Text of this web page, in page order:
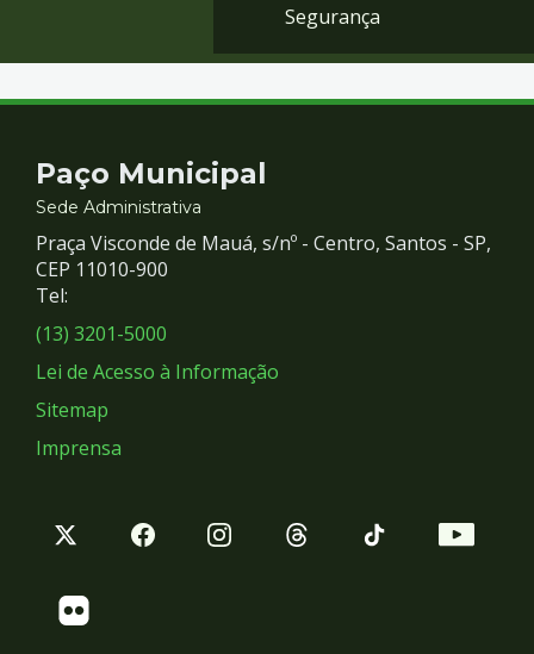
Segurança
Contato
e
Redes
Sociais
Paço Municipal
Sede Administrativa
Praça Visconde de Mauá, s/nº - Centro, Santos - SP,
CEP 11010-900
Tel:
(13) 3201-5000
Lei de Acesso à Informação
Sitemap
Imprensa